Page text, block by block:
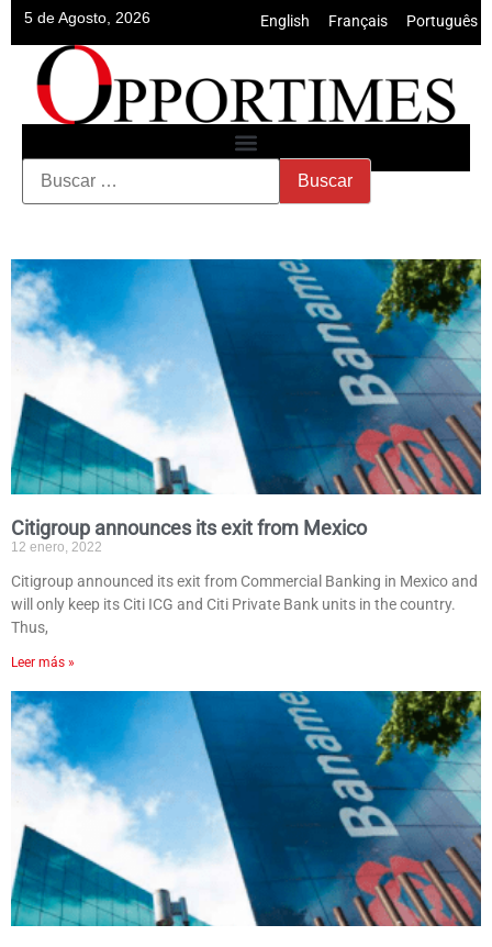
5 de Agosto, 2026 English Français Português
Citigroup announces its exit from Mexico
12 enero, 2022
Citigroup announced its exit from Commercial Banking in Mexico and
will only keep its Citi ICG and Citi Private Bank units in the country.
Thus,
Leer más »